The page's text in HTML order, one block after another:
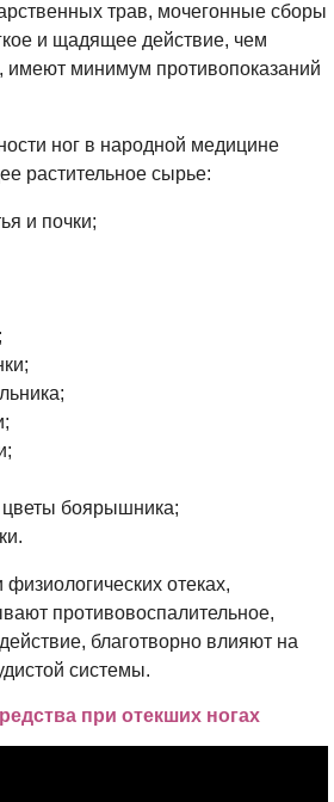
трав, мочегонные сборы
и щадящее действие, чем
имеют минимум противопоказаний
ног в народной медицине
растительное сырье:
и почки;
цветы боярышника;
отеках,
противовоспалительное,
благотворно влияют на
системы.
при отекших ногах